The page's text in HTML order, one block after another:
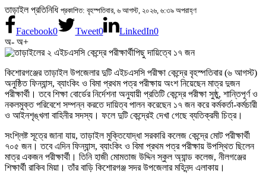
তাড়াইল প্রতিনিধি প্রকাশিত: বৃহস্পতিবার, ৬ আগস্ট, ২০২৬, ৬:৩৯ অপরাহ্ণ
Facebook0 Tweet0 LinkedIn0
অ- অ+
কিশোরগঞ্জের তাড়াইল উপজেলার দুটি এইচএসসি পরীক্ষা কেন্দ্রে বৃহস্পতিবার (৬ আগস্ট)
অনুষ্ঠিত ফিন্যান্স, ব্যাংকিং ও বিমা প্রথম পত্র পরীক্ষায় অংশ নিয়েছেন মাত্র দুজন
পরীক্ষার্থী। তবে শিক্ষা বোর্ডের নির্দেশনা অনুযায়ী প্রতিটি কেন্দ্রে পরীক্ষা সুষ্ঠু, শান্তিপূর্ণ ও
নকলমুক্ত পরিবেশে সম্পন্ন করতে দায়িত্ব পালন করেছেন ১৭ জন করে কর্মকর্তা-কর্মচারী
ও আইনশৃঙ্খলা বাহিনীর সদস্য। ফলে দুটি কেন্দ্রেই দেখা গেছে ব্যতিক্রমী চিত্র।
সংশ্লিষ্ট সূত্রে জানা যায়, তাড়াইল মুক্তিযোদ্ধা সরকারি কলেজ কেন্দ্রে মোট পরীক্ষার্থী
৭০৫ জন। তবে এদিন ফিন্যান্স, ব্যাংকিং ও বিমা প্রথম পত্র পরীক্ষায় উপস্থিত ছিলেন
মাত্র একজন পরীক্ষার্থী। তিনি হাজী মোমতাজ উদ্দিন স্কুল অ্যান্ড কলেজ, নীলগঞ্জের
শিক্ষার্থী রাকিব মিয়া। তাঁর বাড়ি কিশোরগঞ্জ সদর উপজেলার মহিনন্দ এলাকায়।